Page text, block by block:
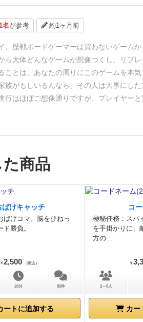
名が参考 約1ヶ月前
。 歴戦ボードゲーマーは買わないゲーム
ら大体どんなゲームか想像つくし、リプ
ことは、あなたの周りにこのゲームを本気
族がもしいるんなら、その人は大事にし
行はほぼご想像通りですが、プレイヤーと
ッとゲームが引き締まります。判定師とは
が、本当にお題カードの並びと合致してい
ゲームが加熱してくると、段々、雑にな
いるだろうなという無言の圧力に屈しない
と同じに見えない」を連発する鬼判定師
宝ゲームになる可能性を秘めています。
商品
ばけキャッチ
ばけコマ。脳をひねっ
勝負。
¥ 2,500 （税込）
20分 95件
ートに追加する
コ
極秘任務：スパ
を手掛かりに、
方の...
¥
2～8人
カー